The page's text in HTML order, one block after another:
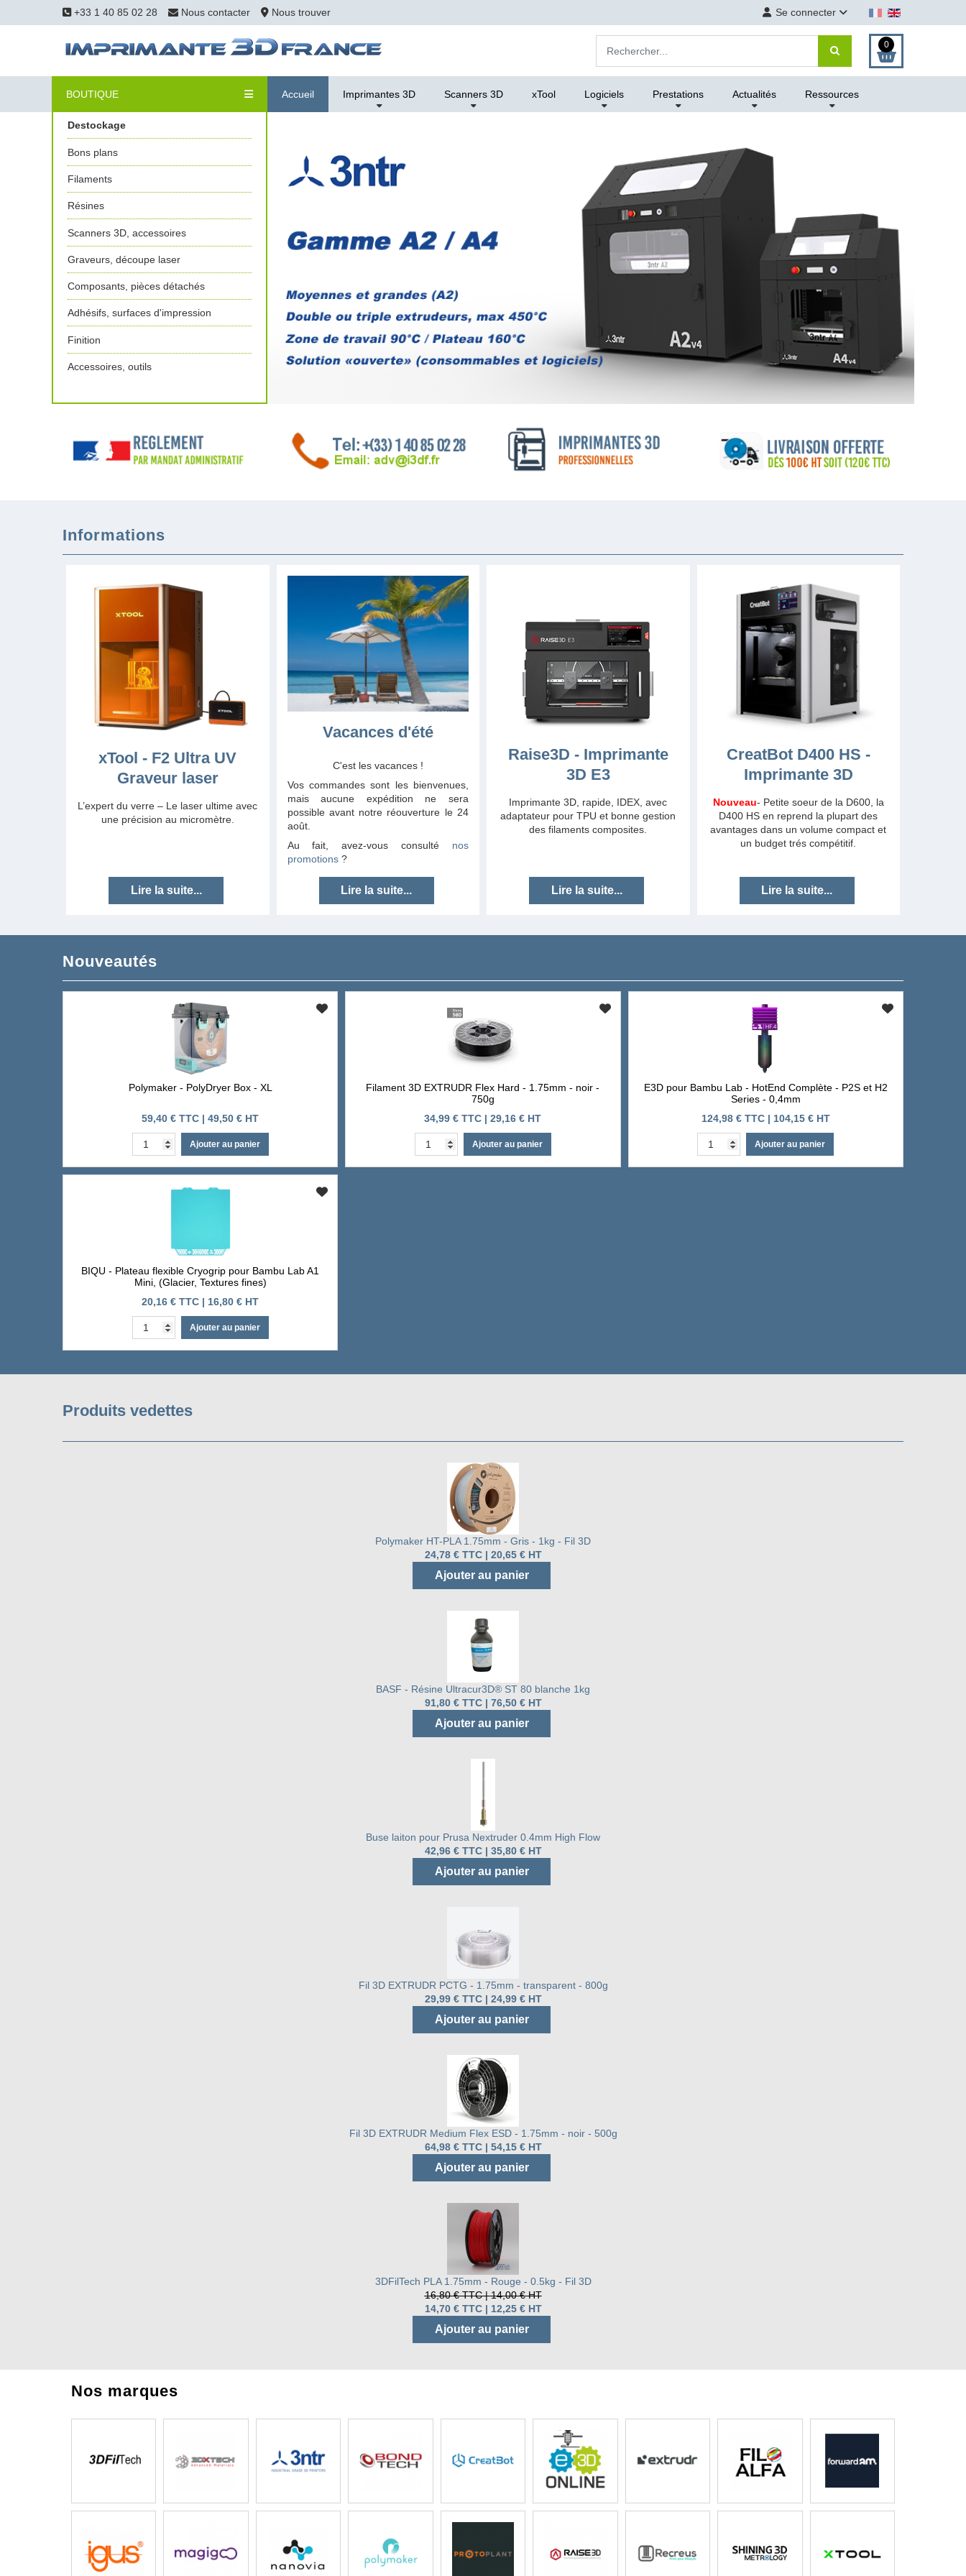
+33 1 40 85 02 28 Nous contacter Nous trouver Se connecter
0
BOUTIQUE Accueil Imprimantes 3D Scanners 3D xTool Logiciels Prestations Actualités Ressources
Destockage
Bons plans
Filaments
Résines
Scanners 3D, accessoires
Graveurs, découpe laser
Composants, pièces détachés
Adhésifs, surfaces d'impression
Finition
Accessoires, outils
Informations
xTool - F2 Ultra UV
Graveur laser
L’expert du verre – Le laser ultime avec
une précision au micromètre.
Lire la suite...
Vacances d'été
C'est les vacances !
Vos commandes sont les bienvenues,
mais aucune expédition ne sera
possible avant notre réouverture le 24
août.
Au fait, avez-vous consulté nos
promotions?
Lire la suite...
Raise3D - Imprimante
3D E3
Imprimante 3D, rapide, IDEX, avec
adaptateur pour TPU et bonne gestion
des filaments composites.
Lire la suite...
CreatBot D400 HS -
Imprimante 3D
Nouveau- Petite soeur de la D600, la
D400 HS en reprend la plupart des
avantages dans un volume compact et
un budget trés compétitif.
Lire la suite...
Nouveautés
Polymaker - PolyDryer Box - XL
59,40 € TTC | 49,50 € HT
Ajouter au panier
Filament 3D EXTRUDR Flex Hard - 1.75mm - noir -
750g
34,99 € TTC | 29,16 € HT
Ajouter au panier
E3D pour Bambu Lab - HotEnd Complète - P2S et H2
Series - 0,4mm
124,98 € TTC | 104,15 € HT
Ajouter au panier
BIQU - Plateau flexible Cryogrip pour Bambu Lab A1
Mini, (Glacier, Textures fines)
20,16 € TTC | 16,80 € HT
Ajouter au panier
Produits vedettes
Polymaker HT-PLA 1.75mm - Gris - 1kg - Fil 3D
24,78 € TTC | 20,65 € HT
Ajouter au panier
BASF - Résine Ultracur3D® ST 80 blanche 1kg
91,80 € TTC | 76,50 € HT
Ajouter au panier
Buse laiton pour Prusa Nextruder 0.4mm High Flow
42,96 € TTC | 35,80 € HT
Ajouter au panier
Fil 3D EXTRUDR PCTG - 1.75mm - transparent - 800g
29,99 € TTC | 24,99 € HT
Ajouter au panier
Fil 3D EXTRUDR Medium Flex ESD - 1.75mm - noir - 500g
64,98 € TTC | 54,15 € HT
Ajouter au panier
3DFilTech PLA 1.75mm - Rouge - 0.5kg - Fil 3D
16,80 € TTC | 14,00 € HT
14,70 € TTC | 12,25 € HT
Ajouter au panier
Nos marques